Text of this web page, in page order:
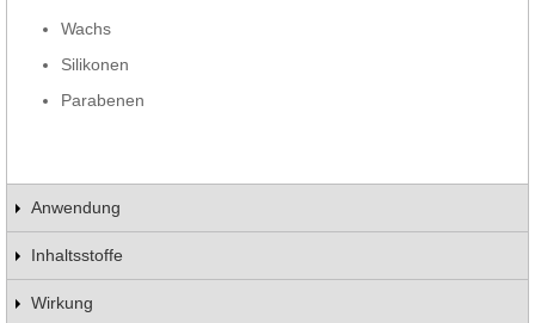
Wachs
Silikonen
Parabenen
Anwendung
Inhaltsstoffe
Wirkung